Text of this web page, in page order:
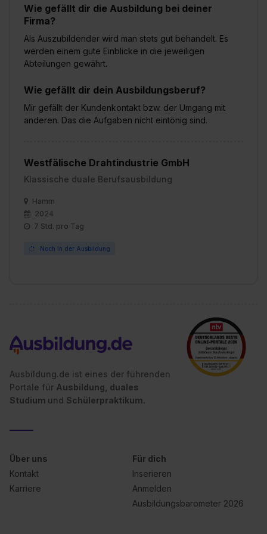
erforderliche personenbezogene Daten an Social Media
Dienste, ggfs. mit Sitz in den USA, übermittelt werden.
Eine Erlaubnis hierfür kannst du auch später noch im
Einzelfall bei dem jeweiligen Inhalt erteilen. Willst du nur
bestimmte Verwendungszwecke zulassen, triff deine
erlauben“. Die Einwilligung zur Platzierung von Cookies
der Kategorien „Präferenzen“, „Statistiken“ und „Social
Media und Marketing“ umfasst hierbei die Einwilligung
angemessenes Datenschutzniveau (EuGH – Schrems
II). Du kannst die von dir erteilte Einwilligung jederzeit mit
Datenschutzerklärung unter dem Punkt „Datenschutz-
Einstellungen“ widerrufen. Weitere Informationen zu den
zeigen“. Weitere Informationen:
Wie gefällt dir die Ausbildung bei deiner
Firma?
Als Auszubildender wird man stets gut behandelt. Es
werden einem gute Einblicke in die jeweiligen
Abteilungen gewährt.
Wie gefällt dir dein Ausbildungsberuf?
Mir gefällt der Kundenkontakt bzw. der Umgang mit
anderen. Das die Aufgaben nicht eintönig sind.
Westfälische Drahtindustrie GmbH
Klassische duale Berufsausbildung
Hamm
2024
7 Std. pro Tag
Noch in der Ausbildung
Ausbildung.de ist eines der führenden
Portale für Ausbildung, duales
Studium und Schülerpraktikum.
Über uns
Kontakt
Karriere
Für dich
Inserieren
Anmelden
Ausbildungsbarometer 2026